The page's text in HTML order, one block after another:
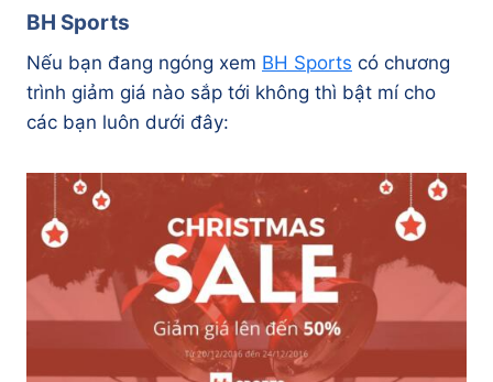
BH Sports
Nếu bạn đang ngóng xem BH Sports có chương
trình giảm giá nào sắp tới không thì bật mí cho
các bạn luôn dưới đây: